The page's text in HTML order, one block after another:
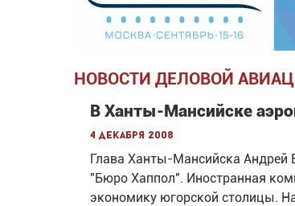
НОВОСТИ ДЕЛОВОЙ
В Ханты-Мансийске
4 декабря 2008
Глава Ханты-Мансийска Андрей
"Бюро Хаппол". Иностранная
экономику югорской столицы.